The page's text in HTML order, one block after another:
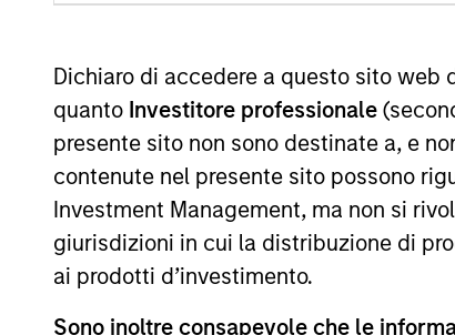
Dichiaro di accedere a questo sito web
quanto Investitore professionale
presente sito non sono destinate a, e
contenute nel presente sito possono
Investment Management, ma non si
giurisdizioni in cui la distribuzione di
ai prodotti d’investimento.
Sono inoltre consapevole che le
La performance passata non è un indicatore
performance sono calcolati in base al valore del
delle quote. Tutti i dati relativi alle performance e
Fare clic sul nome del Comparto per informazioni
*Devise de référence du fonds